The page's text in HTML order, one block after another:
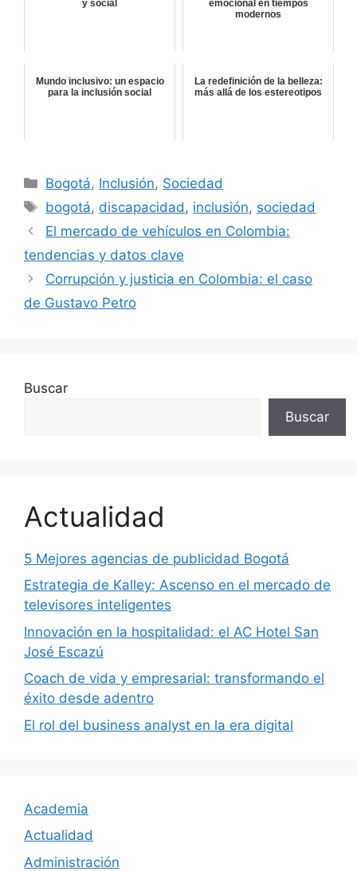
y social
emocional en tiempos
modernos
Mundo inclusivo: un espacio
para la inclusión social
La redefinición de la belleza:
más allá de los estereotipos
Categorías
Bogotá, Inclusión, Sociedad
Etiquetas
bogotá, discapacidad , inclusión, sociedad
El mercado de vehículos en Colombia:
tendencias y datos clave
Corrupción y justicia en Colombia: el caso
de Gustavo Petro
Buscar
Buscar
Actualidad
5 Mejores agencias de publicidad Bogotá
Estrategia de Kalley: Ascenso en el mercado de
televisores inteligentes
Innovación en la hospitalidad: el AC Hotel San
José Escazú
Coach de vida y empresarial: transformando el
éxito desde adentro
El rol del business analyst en la era digital
Academia
Actualidad
Administración